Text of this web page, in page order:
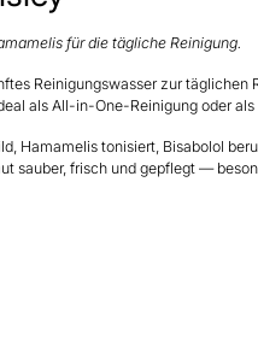
für die tägliche Reinigung.
Reinigungswasser zur
als All-in-One-Reinigung oder
Hamamelis tonisiert, Bisabolol
sauber, frisch und gepflegt —